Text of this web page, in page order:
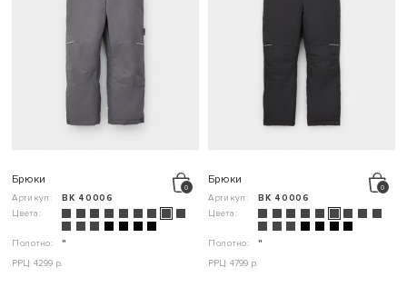
Брюки
Артикул:
ВК 40006
Цвета:
Полотно:
"
РРЦ: 4299 р.
Брюки
Артикул:
ВК 40006
Цвета:
Полотно:
"
РРЦ: 4799 р.